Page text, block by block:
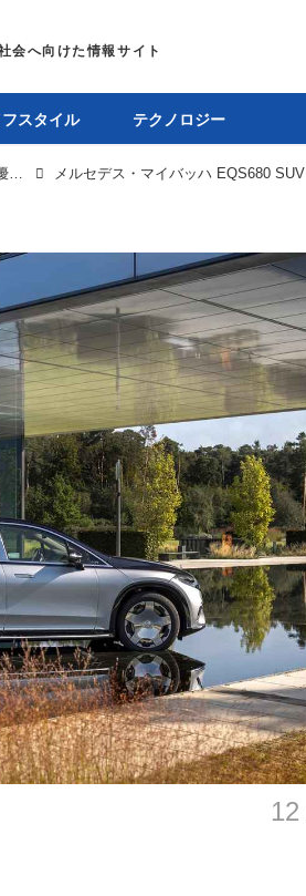
ード
ル
スタイル テクノロジー
メルセデス・マイバッハ EQS680 SUVが欧州で発売。後席優先の快適装備は超豪華 メルセデス・マイバッハ EQS680 SUV